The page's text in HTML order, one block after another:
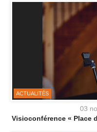
ACTUALITÉS
03
Visioconférence « Place